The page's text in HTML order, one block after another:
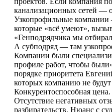
канализационных сетей —
Узкопрофильные
которые «всё умеют»,
«Генподрядчика мы
А субподряд — там
Компании были
профиле работ, чтобы
порядке приоритета
которых компанию не будут
Конкурентоспособная
Отсутствие негативных
разбирательств. Нюанс с